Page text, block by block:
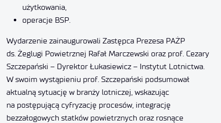
użytkowania,
operacje BSP.
Wydarzenie zainaugurowali Zastępca Prezesa PAŻP
ds. Żeglugi Powietrznej Rafał Marczewski oraz prof. Cezary
Szczepański – Dyrektor Łukasiewicz – Instytut Lotnictwa.
W swoim wystąpieniu prof. Szczepański podsumował
aktualną sytuację w branży lotniczej, wskazując
na postępującą cyfryzację procesów, integrację
bezzałogowych statków powietrznych oraz rosnące